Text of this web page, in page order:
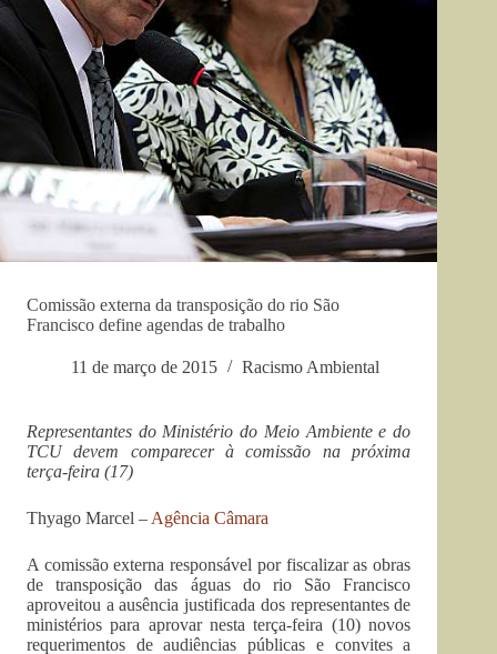
Comissão externa da transposição do rio São
Francisco define agendas de trabalho
11 de março de 2015 Racismo Ambiental
Representantes do Ministério do Meio Ambiente e do
TCU devem comparecer à comissão na próxima
terça-feira (17)
Thyago Marcel – Agência Câmara
A comissão externa responsável por fiscalizar as obras
de transposição das águas do rio São Francisco
aproveitou a ausência justificada dos representantes de
ministérios para aprovar nesta terça-feira (10) novos
requerimentos de audiências públicas e convites a